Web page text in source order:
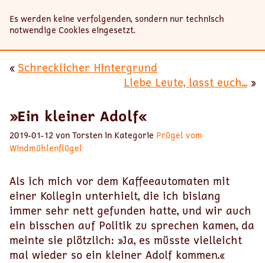
Es werden keine verfolgenden, sondern nur technisch
notwendige Cookies eingesetzt.
« Schrecklicher Hintergrund
Liebe Leute, lasst euch... »
»Ein kleiner Adolf«
2019-01-12 von Torsten in Kategorie Prügel vom
Windmühlenflügel
Als ich mich vor dem Kaffeeautomaten mit
einer Kollegin unterhielt, die ich bislang
immer sehr nett gefunden hatte, und wir auch
ein bisschen auf Politik zu sprechen kamen, da
meinte sie plötzlich: »Ja, es müsste vielleicht
mal wieder so ein kleiner Adolf kommen.«